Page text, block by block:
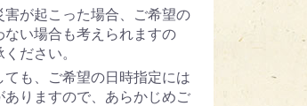
害が起こった場合、ご希望の
ない場合も考えられますの
ださい。
も、ご希望の日時指定には
ありますので、あらかじめご